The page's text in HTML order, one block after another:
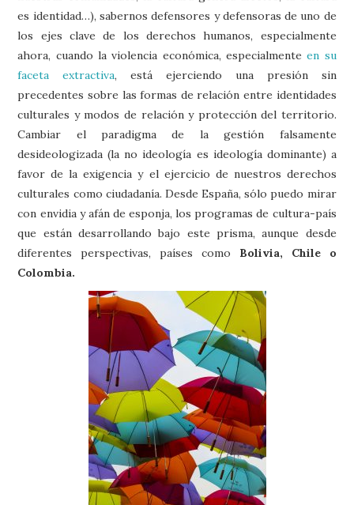
es identidad…), sabernos defensores y defensoras de uno de
los ejes clave de los derechos humanos, especialmente
ahora, cuando la violencia económica, especialmenteen su
faceta extractiva, está ejerciendo una presión sin
precedentes sobre las formas de relación entre identidades
culturales y modos de relación y protección del territorio.
Cambiar el paradigma de la gestión falsamente
desideologizada (la no ideología es ideología dominante) a
favor de la exigencia y el ejercicio de nuestros derechos
culturales como ciudadanía. Desde España, sólo puedo mirar
con envidia y afán de esponja, los programas de cultura-país
que están desarrollando bajo este prisma, aunque desde
diferentes perspectivas, países como Bolivia, Chile o
Colombia.